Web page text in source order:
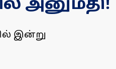
இன்று